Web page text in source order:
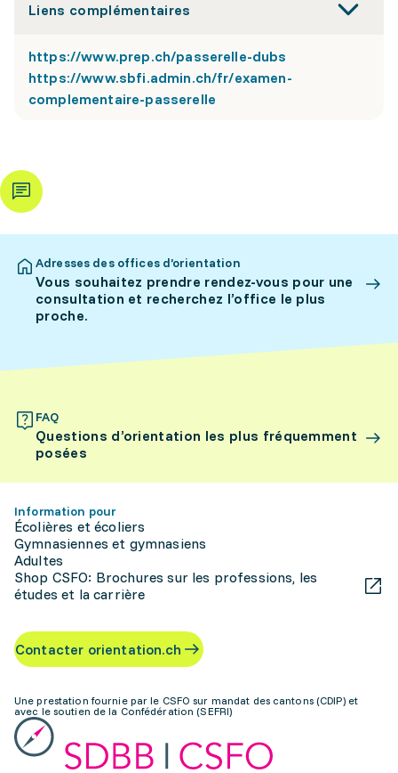
Liens complémentaires
https://www.prep.ch/passerelle-dubs
https://www.sbfi.admin.ch/fr/examen-
complementaire-passerelle
Adresses des offices d’orientation
Vous souhaitez prendre rendez-vous pour une
consultation et recherchez l’office le plus
proche.
FAQ
Questions d’orientation les plus fréquemment
posées
Information pour
Écolières et écoliers
Gymnasiennes et gymnasiens
Adultes
Shop CSFO: Brochures sur les professions, les
études et la carrière
Contacter orientation.ch
Une prestation fournie par le CSFO sur mandat des cantons (CDIP) et
avec le soutien de la Confédération (SEFRI)